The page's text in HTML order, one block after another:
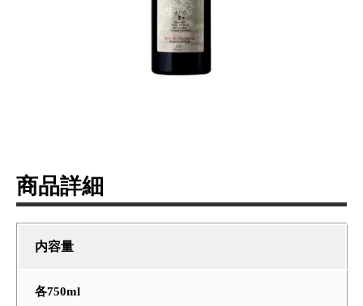
商品詳細
内容量
各750ml